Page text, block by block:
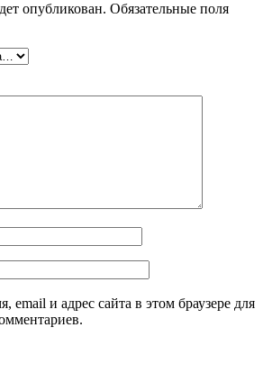
опубликован. Обязательные поля
email и адрес сайта в этом браузере для